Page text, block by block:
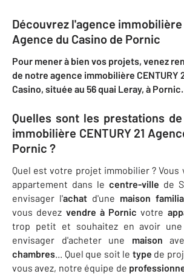
Découvrez l'agence immobilière
Agence du Casino de Pornic
Pour mener à bien vos projets, venez
de notre agence immobilière CENTURY
Casino, située au 56 quai Leray, à Pornic.
Quelles sont les prestations
immobilière CENTURY 21
Pornic ?
Quel est votre projet immobilier ? Vous
appartement dans le centre-ville de
envisager l'achat d'une maison
vous devez vendre à Pornic votre
trop petit et souhaitez en avoir une
envisager d'acheter une maison
chambres... Quel que soit le type de
vous avez, notre équipe de